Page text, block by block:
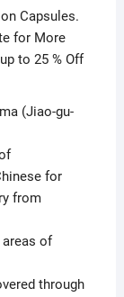
Capsules.
for More
to 25 % Off
(Jiao-gu-
for
from
of
through